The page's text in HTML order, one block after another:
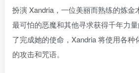
扮演 Xandria，一位美丽而熟练的炼金
最可怕的恶魔和其他寻求获得千年力
了完成她的使命，Xandria 将使用各种
的攻击和咒语。